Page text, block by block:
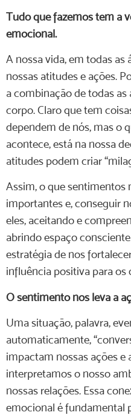
Tudo que fazemos tem a
emocional.
A nossa vida, em todas as
nossas atitudes e ações.
a combinação de todas
corpo. Claro que tem
dependem de nós, mas o
acontece, está na nossa
atitudes podem criar
Assim, o que sentimentos
importantes e, conseguir
eles, aceitando e
abrindo espaço
estratégia de nos
influência positiva para os
O sentimento nos leva a
Uma situação, palavra,
automaticamente,
impactam nossas ações
interpretamos o nosso
nossas relações. Essa
emocional é fundamental